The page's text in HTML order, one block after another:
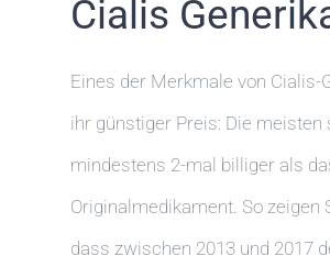
Cialis
Eines der Merkmale von Cialis-
ihr günstiger Preis: Die meisten
mindestens 2-mal billiger als
Originalmedikament. So zeigen
dass zwischen 2013 und 2017